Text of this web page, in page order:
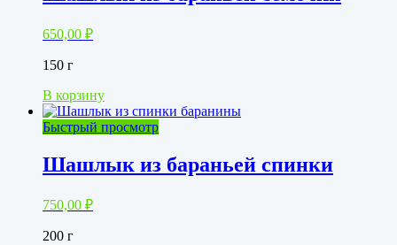
650,00 ₽
150 г
В корзину
Быстрый просмотр
Шашлык из бараньей спинки
750,00 ₽
200 г